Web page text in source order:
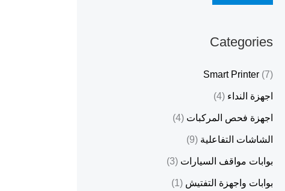
Categories
Smart Printer (7)
اجهزة النداء (4)
اجهزة فحص المركبات (4)
الشاشات التفاعلية (9)
بوابات مواقف السيارات (3)
بوابات واجهزة التفتيش (1)